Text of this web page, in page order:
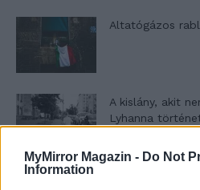
MyMirror Magazin - Do Not
Information
Altatógázos
A kislány, akit
Lyhanna